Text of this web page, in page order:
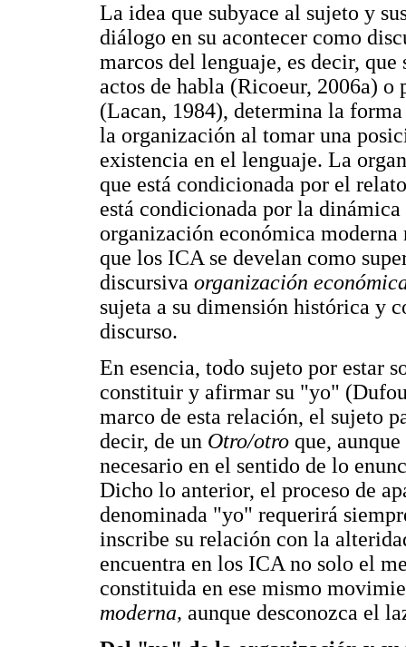
La idea que subyace al sujeto y
diálogo en su acontecer como
marcos del lenguaje, es decir,
actos de habla (Ricoeur, 2006a) o
(Lacan, 1984), determina la
la organización al tomar una
existencia en el lenguaje. La
que está condicionada por el
está condicionada por la
organización económica
que los ICA se develan como
discursiva organización
sujeta a su dimensión histórica y
discurso.
En esencia, todo sujeto por estar
constituir y afirmar su "yo"
marco de esta relación, el sujeto
decir, de un Otro/otro que,
necesario en el sentido de lo
Dicho lo anterior, el proceso de
denominada "yo" requerirá
inscribe su relación con la
encuentra en los ICA no solo el
constituida en ese mismo
moderna, aunque desconozca el